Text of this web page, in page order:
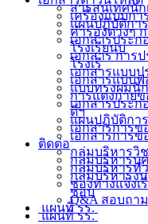
สารสนเทศนัก
เครื่องแบบกา
แผนปฏิบัติกา
คำรองต่างๆ
เอกสารประ
โรงเรียนบ
เอกสาร การ
โรงเรี
เอกสารแบบ
เอกสารแบบฟ
แบบทรงผมนั
การแต่งกาย
เอกสารประ
ดีฯ
แผนปฏิบัติกา
เอกสารการ
เอกสารการ
ติดต่อ
กลุ่มบริหารวิ
กลุ่มบริหารบุ
กลุ่มบริหารทั่
กลุ่มบริหารง
ช่องทางแจ้งเ
ชอบ
Q&A สอบถา
แผนที่ รร.
แผนที่ รร.